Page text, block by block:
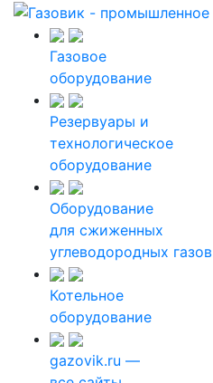
Газовое
оборудование
Резервуары и
технологическое
оборудование
Оборудование
для сжиженных
углеводородных газов
Котельное
оборудование
gazovik.ru —